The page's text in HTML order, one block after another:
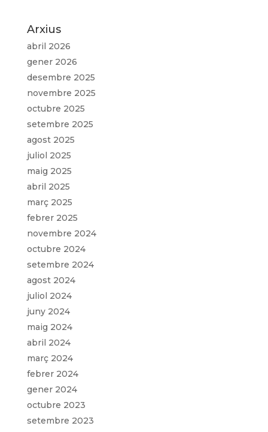
Arxius
abril 2026
gener 2026
desembre 2025
novembre 2025
octubre 2025
setembre 2025
agost 2025
juliol 2025
maig 2025
abril 2025
març 2025
febrer 2025
novembre 2024
octubre 2024
setembre 2024
agost 2024
juliol 2024
juny 2024
maig 2024
abril 2024
març 2024
febrer 2024
gener 2024
octubre 2023
setembre 2023